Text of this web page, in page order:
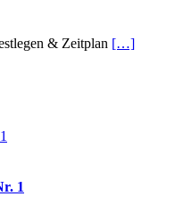
& Zeitplan […]
1